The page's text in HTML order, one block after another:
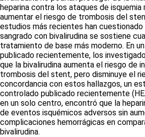
heparina contra los ataques de
aumentar el riesgo de trombosis del
estudios más recientes han
sangrado con bivalirudina se sostiene
tratamiento de base más moderno. En
publicado recientemente, los
que la bivalirudina aumenta el riesgo de
trombosis del stent, pero disminuye el
concordancia con estos hallazgos, un
controlado publicado recientemente
en un solo centro, encontró que la
de eventos isquémicos adversos sin
complicaciones hemorrágicas en
bivalirudina.